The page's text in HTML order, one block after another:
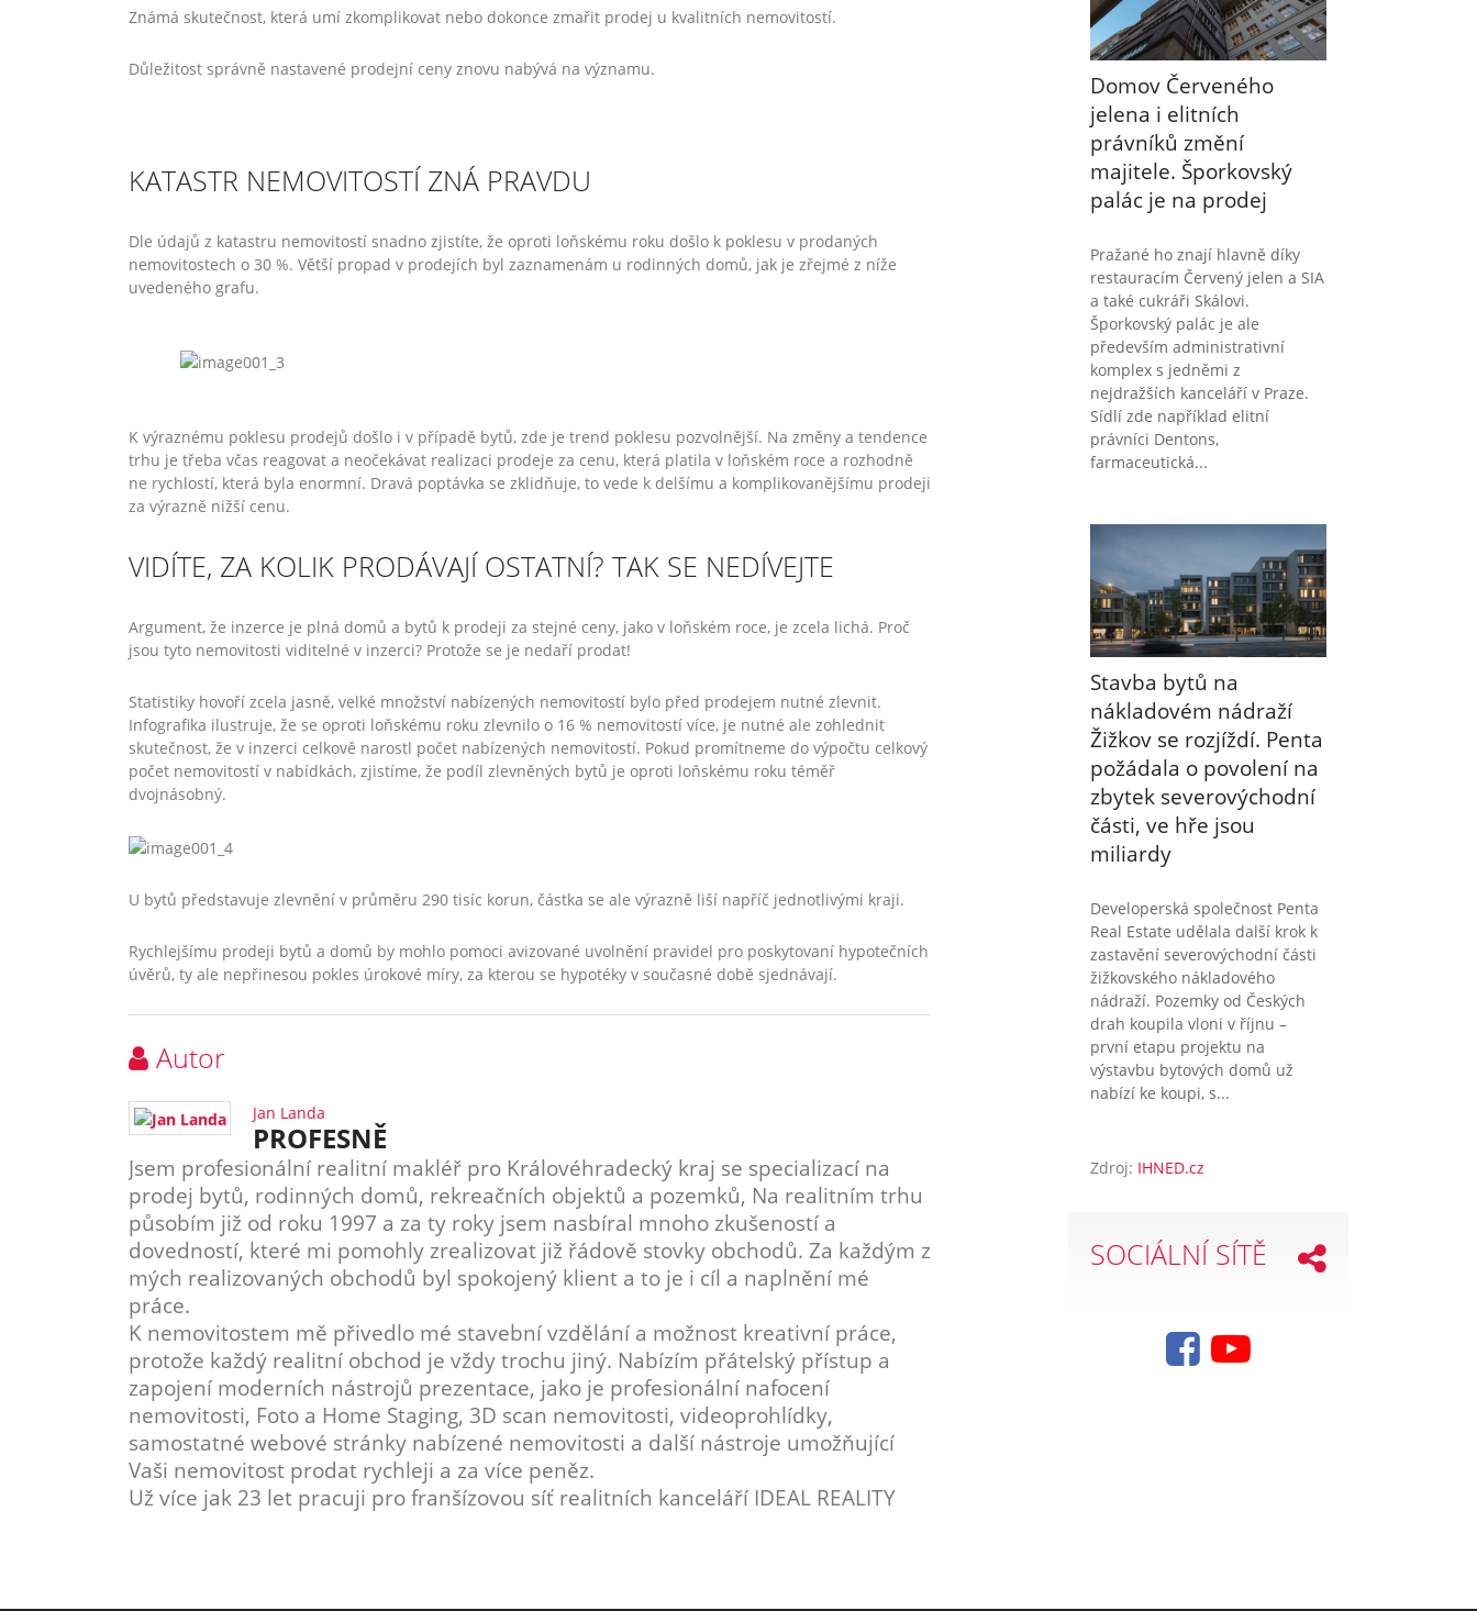
Známá skutečnost, která umí zkomplikovat nebo dokonce zmařit prodej u kvalitních nemovitostí.
Důležitost správně nastavené prodejní ceny znovu nabývá na významu.
KATASTR NEMOVITOSTÍ ZNÁ PRAVDU
Dle údajů z katastru nemovitostí snadno zjistíte, že oproti loňskému roku došlo k poklesu v prodaných
nemovitostech o 30 %. Větší propad v prodejích byl zaznamenám u rodinných domů, jak je zřejmé z níže
uvedeného grafu.
K výraznému poklesu prodejů došlo i v případě bytů, zde je trend poklesu pozvolnější. Na změny a tendence
trhu je třeba včas reagovat a neočekávat realizaci prodeje za cenu, která platila v loňském roce a rozhodně
ne rychlostí, která byla enormní. Dravá poptávka se zklidňuje, to vede k delšímu a komplikovanějšímu prodeji
za výrazně nižší cenu.
VIDÍTE, ZA KOLIK PRODÁVAJÍ OSTATNÍ? TAK SE NEDÍVEJTE
Argument, že inzerce je plná domů a bytů k prodeji za stejné ceny, jako v loňském roce, je zcela lichá. Proč
jsou tyto nemovitosti viditelné v inzerci? Protože se je nedaří prodat!
Statistiky hovoří zcela jasně, velké množství nabízených nemovitostí bylo před prodejem nutné zlevnit.
Infografika ilustruje, že se oproti loňskému roku zlevnilo o 16 % nemovitostí více, je nutné ale zohlednit
skutečnost, že v inzerci celkově narostl počet nabízených nemovitostí. Pokud promítneme do výpočtu celkový
počet nemovitostí v nabídkách, zjistíme, že podíl zlevněných bytů je oproti loňskému roku téměř
dvojnásobný.
U bytů představuje zlevnění v průměru 290 tisíc korun, částka se ale výrazně liší napříč jednotlivými kraji.
Rychlejšímu prodeji bytů a domů by mohlo pomoci avizované uvolnění pravidel pro poskytovaní hypotečních
úvěrů, ty ale nepřinesou pokles úrokové míry, za kterou se hypotéky v současné době sjednávají.
Autor
Jan Landa
PROFESNĚ
Jsem profesionální realitní makléř pro Královéhradecký kraj se specializací na
prodej bytů, rodinných domů, rekreačních objektů a pozemků, Na realitním trhu
působím již od roku 1997 a za ty roky jsem nasbíral mnoho zkušeností a
dovedností, které mi pomohly zrealizovat již řádově stovky obchodů. Za každým z
mých realizovaných obchodů byl spokojený klient a to je i cíl a naplnění mé
práce.
K nemovitostem mě přivedlo mé stavební vzdělání a možnost kreativní práce,
protože každý realitní obchod je vždy trochu jiný. Nabízím přátelský přístup a
zapojení moderních nástrojů prezentace, jako je profesionální nafocení
nemovitosti, Foto a Home Staging, 3D scan nemovitosti, videoprohlídky,
samostatné webové stránky nabízené nemovitosti a další nástroje umožňující
Vaši nemovitost prodat rychleji a za více peněz.
Už více jak 23 let pracuji pro franšízovou síť realitních kanceláří IDEAL REALITY
Domov Červeného
jelena i elitních
právníků změní
majitele. Šporkovský
palác je na prodej
Pražané ho znají hlavně díky
restauracím Červený jelen a SIA
a také cukráři Skálovi.
Šporkovský palác je ale
především administrativní
komplex s jedněmi z
nejdražších kanceláří v Praze.
Sídlí zde například elitní
právníci Dentons,
farmaceutická...
Stavba bytů na
nákladovém nádraží
Žižkov se rozjíždí. Penta
požádala o povolení na
zbytek severovýchodní
části, ve hře jsou
miliardy
Developerská společnost Penta
Real Estate udělala další krok k
zastavění severovýchodní části
žižkovského nákladového
nádraží. Pozemky od Českých
drah koupila vloni v říjnu –
první etapu projektu na
výstavbu bytových domů už
nabízí ke koupi, s...
Zdroj: IHNED.cz
SOCIÁLNÍ SÍTĚ